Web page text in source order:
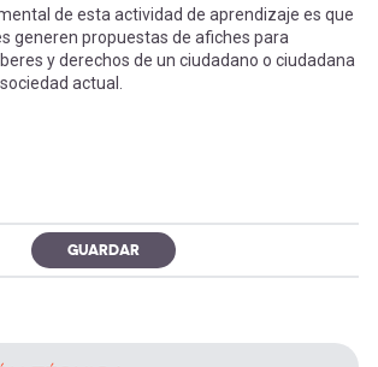
de esta actividad de aprendizaje es que
generen propuestas de afiches para
y derechos de un ciudadano o ciudadana
actual.
GUARDAR